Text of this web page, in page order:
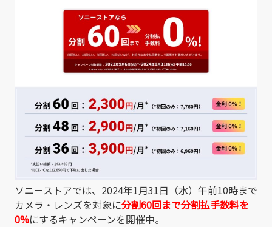
ソニーストアでは、2024年1月31日（水）午前10時まで
カメラ・レンズを対象に分割60回まで分割払手数料を
0%にするキャンペーンを開催中。